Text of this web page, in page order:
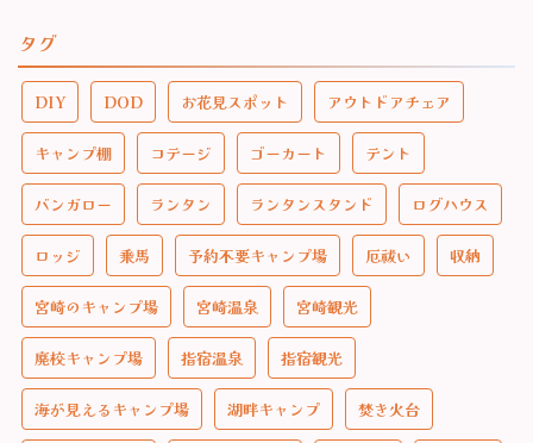
タグ
DIY DOD お花見スポット アウトドアチェア
キャンプ棚 コテージ ゴーカート テント
バンガロー ランタン ランタンスタンド ログハウス
ロッジ 乗馬 予約不要キャンプ場 厄祓い 収納
宮崎のキャンプ場 宮崎温泉 宮崎観光
廃校キャンプ場 指宿温泉 指宿観光
海が見えるキャンプ場 湖畔キャンプ 焚き火台